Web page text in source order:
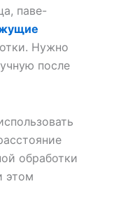
паве-
Нужно
после
обработки
этом